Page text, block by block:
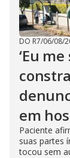
DO R7/06/08/
‘Eu
em
Paciente
suas partes
tocou sem